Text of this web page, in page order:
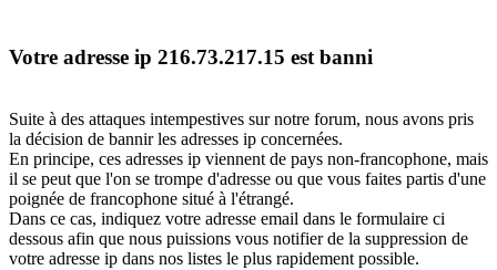
Votre adresse ip 216.73.217.15 est banni
Suite à des attaques intempestives sur notre forum, nous avons pris
la décision de bannir les adresses ip concernées.
En principe, ces adresses ip viennent de pays non-francophone, mais
il se peut que l'on se trompe d'adresse ou que vous faites partis d'une
poignée de francophone situé à l'étrangé.
Dans ce cas, indiquez votre adresse email dans le formulaire ci
dessous afin que nous puissions vous notifier de la suppression de
votre adresse ip dans nos listes le plus rapidement possible.